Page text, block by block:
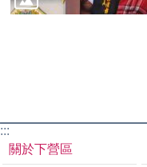
:::
關於下營區